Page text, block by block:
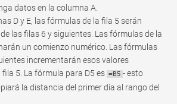
datos en la columna A.
D y E, las fórmulas de la fila 5 serán
las filas 6 y siguientes. Las fórmulas de la
un comienzo numérico. Las fórmulas
incrementarán esos valores
fila 5. La fórmula para D5 es =B5 - esto
la distancia del primer día al rango del